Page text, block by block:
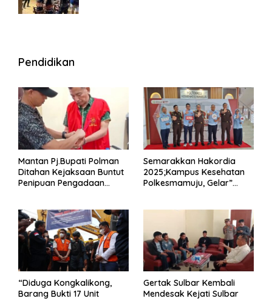
Pendidikan
Mantan Pj.Bupati Polman
Ditahan Kejaksaan Buntut
Penipuan Pengadaan
Semarakkan Hakordia
2025;Kampus Kesehatan
Polkesmamuju, Gelar”
“Diduga Kongkalikong,
Barang Bukti 17 Unit
Gertak Sulbar Kembali
Mendesak Kejati Sulbar